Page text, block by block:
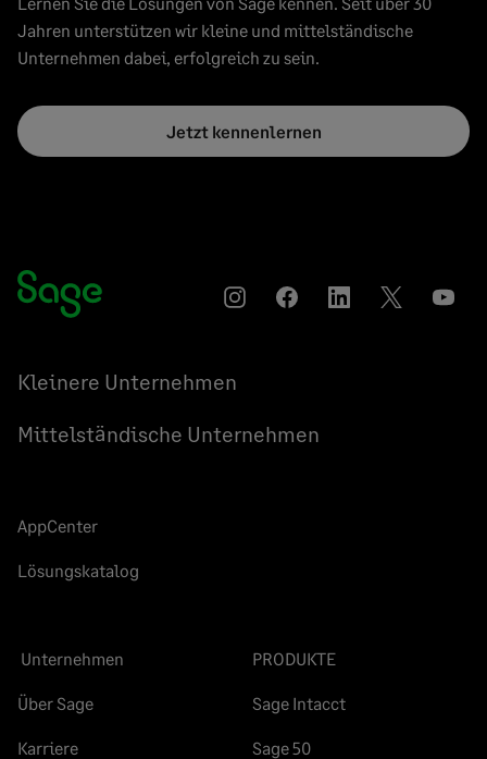
Jahren unterstützen wir kleine und mittelständische
Unternehmen dabei, erfolgreich zu sein.
Jetzt kennenlernen
Instagram
Auf
Auf
Auf
Kleinere Unternehmen
Mittelständische Unternehmen
AppCenter
Lösungskatalog
Unternehmen
Über Sage
Karriere
PRODUKTE
Sage Intacct
Sage 50